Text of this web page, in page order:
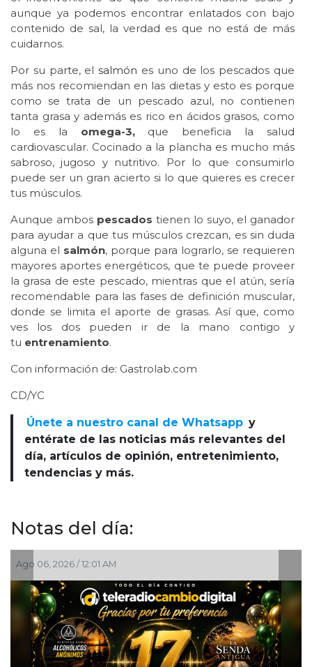
aunque ya podemos encontrar enlatados con bajo
contenido de sal, la verdad es que no está de más
cuidarnos.
Por su parte, elsalmón es uno de los pescados que
más nos recomiendan en las dietas y esto es porque
como se trata de un pescado azul, no contienen
tanta grasa y además es rico en ácidos grasos, como
lo es la omega-3,que beneficia la salud
cardiovascular. Cocinado a la plancha es mucho más
sabroso, jugoso y nutritivo. Por lo que consumirlo
puede ser un gran acierto si lo que quieres es crecer
tus músculos.
Aunque ambos pescados tienen lo suyo, el ganador
para ayudar a que tus músculos crezcan, es sin duda
alguna el salmón, porque para lograrlo, se requieren
mayores aportes energéticos, que te puede proveer
la grasa de este pescado, mientras que el atún, sería
recomendable para las fases de definición muscular,
donde se limita el aporte de grasas. Así que, como
ves los dos pueden ir de la mano contigo y
tu entrenamiento.
Con información de: Gastrolab.com
CD/YC
Únete a nuestro canal de Whatsapp y
entérate de las noticias más relevantes del
día, artículos de opinión, entretenimiento,
tendencias y más.
Notas del día: